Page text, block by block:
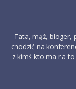
Tata, mąż, bloger,
chodzić na
z kimś kto ma na